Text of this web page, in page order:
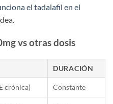
el tadalafil en el
vs otras dosis
DURACIÓN
crónica) Constante